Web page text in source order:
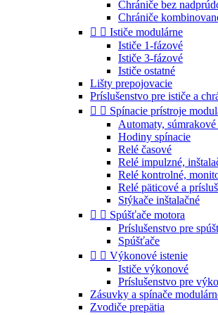
Chrániče bez
Chrániče
  Ističe modulárne
Ističe 1-fázové
Ističe 3-fázové
Ističe ostatné
Lišty prepojovacie
Príslušenstvo pre ističe a
  Spínacie prístroje
Automaty, súmrakové
Hodiny spínacie
Relé časové
Relé impulzné,
Relé kontrolné,
Relé päticové a
Stýkače inštalačné
  Spúšťače motora
Príslušenstvo pre
Spúšťače
  Výkonové istenie
Ističe výkonové
Príslušenstvo pre
Zásuvky a spínače
Zvodiče prepätia